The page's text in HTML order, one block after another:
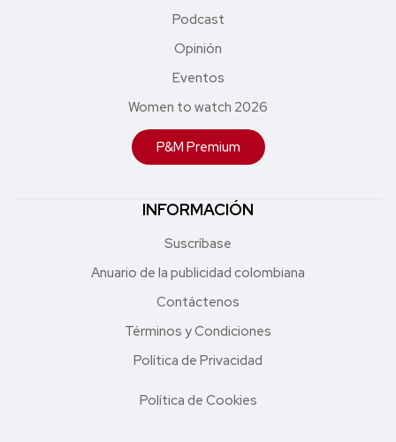
Podcast
Opinión
Eventos
Women to watch 2026
P&M Premium
INFORMACIÓN
Suscríbase
Anuario de la publicidad colombiana
Contáctenos
Términos y Condiciones
Política de Privacidad
Política de Cookies